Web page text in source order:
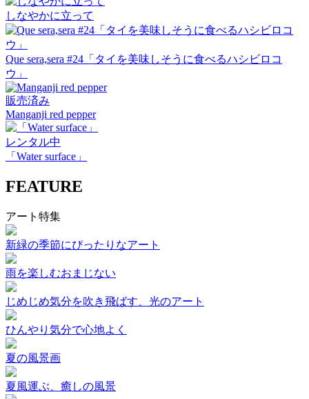
しなやかに立って
Que sera,sera #24「タイを美味しそうに食べるハシビロコ
ウ」
販売済み
Manganji red pepper
レンタル中
「Water surface」
FEATURE
アート特集
新緑の季節にぴったりなアート
雨を楽しむおまじない
じめじめ気分を吹き飛ばす、光のアート
ひんやり気分で心地よく
夏の風景画
夏風運ぶ、癒しの風景